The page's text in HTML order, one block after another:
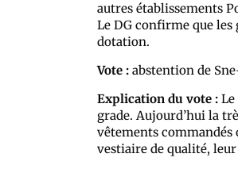
autres établissements
Le DG confirme que
dotation.
Vote : abstention de
Explication du vote :
grade. Aujourd’hui la
vêtements commandés
vestiaire de qualité,